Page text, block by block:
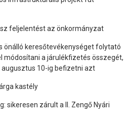
feljelentést az önkormányzat
önálló keresőtevékenységet folytató
módosítani a járulékfizetés összegét,
augusztus 10-ig befizetni azt
kastély
sikeresen zárult a II. Zengő Nyári